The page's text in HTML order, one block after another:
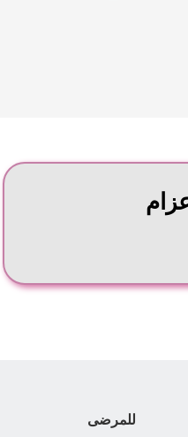
للمرضى